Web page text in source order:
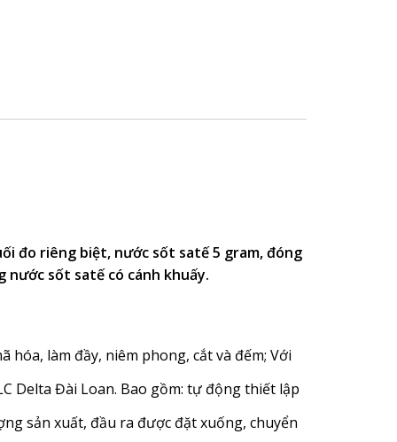
đo riêng biệt, nước sốt satế 5 gram, đóng
sốt satế có cánh khuấy.
làm đầy, niêm phong, cắt và đếm; Với
Delta Đài Loan. Bao gồm: tự động thiết lập
sản xuất, đầu ra được đặt xuống, chuyển